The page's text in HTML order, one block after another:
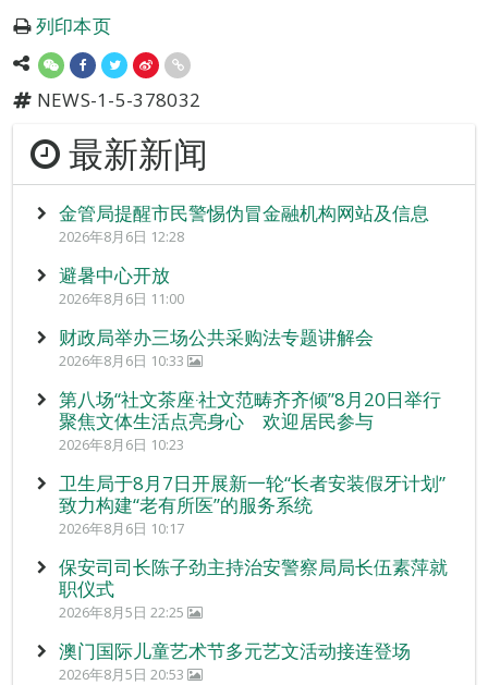
列印本页
NEWS-1-5-378032
最新新闻
金管局提醒市民警惕伪冒金融机构网站及信息
2026年8月6日 12:28
避暑中心开放
2026年8月6日 11:00
财政局举办三场公共采购法专题讲解会
2026年8月6日 10:33
第八场“社文茶座‧社文范畴齐齐倾”8月20日举行
聚焦文体生活点亮身心 欢迎居民参与
2026年8月6日 10:23
卫生局于8月7日开展新一轮“长者安装假牙计划”
致力构建“老有所医”的服务系统
2026年8月6日 10:17
保安司司长陈子劲主持治安警察局局长伍素萍就
职仪式
2026年8月5日 22:25
澳门国际儿童艺术节多元艺文活动接连登场
2026年8月5日 20:53